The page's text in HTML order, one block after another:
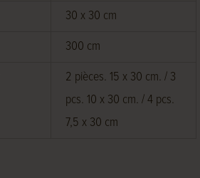
30 x 30 cm
300 cm
2 pièces. 15 x 30 cm. / 3
pcs. 10 x 30 cm. / 4 pcs.
7,5 x 30 cm